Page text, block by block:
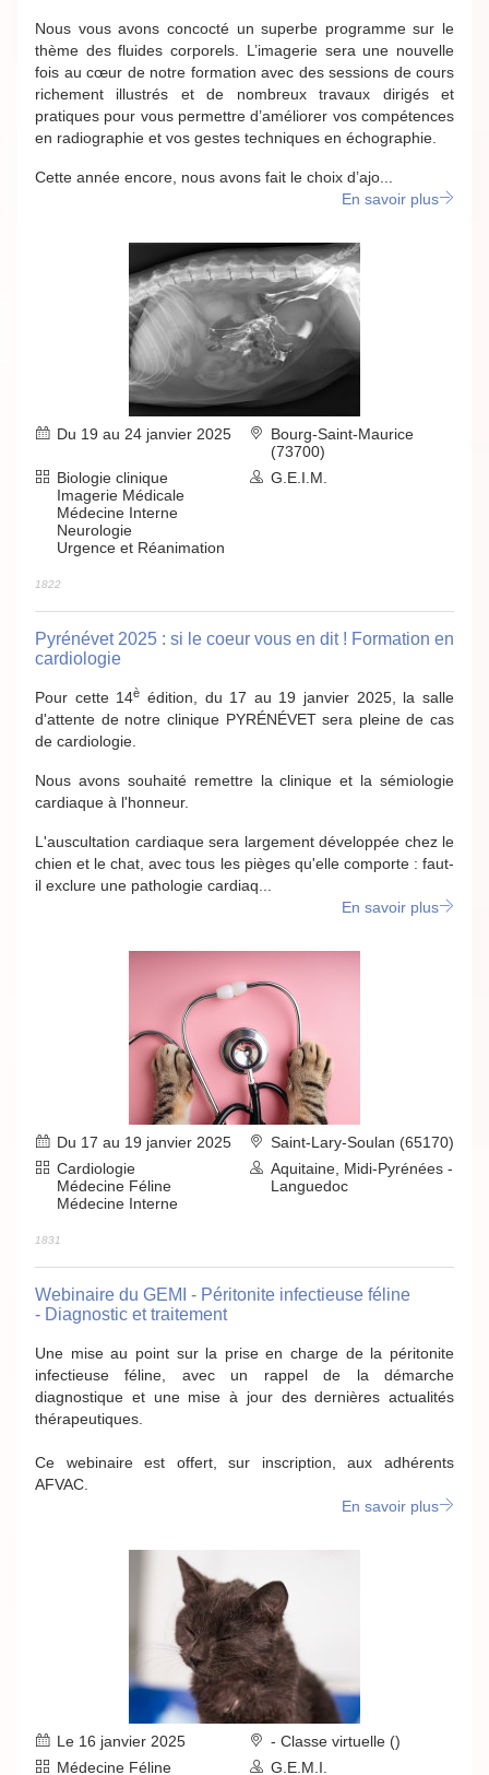
Nous vous avons concocté un superbe programme sur le
thème des fluides corporels. L’imagerie sera une nouvelle
fois au cœur de notre formation avec des sessions de cours
richement illustrés et de nombreux travaux dirigés et
pratiques pour vous permettre d’améliorer vos compétences
en radiographie et vos gestes techniques en échographie.
Cette année encore, nous avons fait le choix d’ajo...
En savoir plus
Du 19 au 24 janvier 2025
Bourg-Saint-Maurice
(73700)
Biologie clinique
Imagerie Médicale
Médecine Interne
Neurologie
Urgence et Réanimation
G.E.I.M.
1822
Pyrénévet 2025 : si le coeur vous en dit ! Formation en
cardiologie
Pour cette 14è édition, du 17 au 19 janvier 2025, la salle
d'attente de notre clinique PYRÉNÉVET sera pleine de cas
de cardiologie.
Nous avons souhaité remettre la clinique et la sémiologie
cardiaque à l'honneur.
L'auscultation cardiaque sera largement développée chez le
chien et le chat, avec tous les pièges qu'elle comporte : faut-
il exclure une pathologie cardiaq...
En savoir plus
Du 17 au 19 janvier 2025
Saint-Lary-Soulan (65170)
Cardiologie
Médecine Féline
Médecine Interne
Aquitaine, Midi-Pyrénées -
Languedoc
1831
Webinaire du GEMI - Péritonite infectieuse féline
- Diagnostic et traitement
Une mise au point sur la prise en charge de la péritonite
infectieuse féline, avec un rappel de la démarche
diagnostique et une mise à jour des dernières actualités
thérapeutiques.
Ce webinaire est offert, sur inscription, aux adhérents
AFVAC.
En savoir plus
Le 16 janvier 2025
- Classe virtuelle ()
Médecine Féline
G.E.M.I.